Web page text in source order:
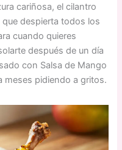
cariñosa, el cilantro
despierta todos los
cuando quieres
después de un día
con Salsa de Mango
meses pidiendo a gritos.